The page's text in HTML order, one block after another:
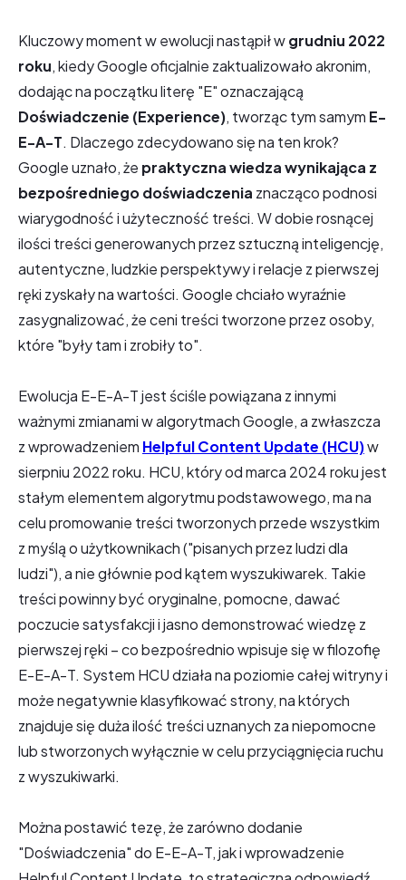
Kluczowy moment w ewolucji nastąpił wgrudniu 2022
roku, kiedy Google oficjalnie zaktualizowało akronim,
dodając na początku literę "E" oznaczającą
Doświadczenie (Experience), tworząc tym samym E-
E-A-T. Dlaczego zdecydowano się na ten krok?
Google uznało, że praktyczna wiedza wynikająca z
bezpośredniego doświadczenia znacząco podnosi
wiarygodność i użyteczność treści. W dobie rosnącej
ilości treści generowanych przez sztuczną inteligencję,
autentyczne, ludzkie perspektywy i relacje z pierwszej
ręki zyskały na wartości. Google chciało wyraźnie
zasygnalizować, że ceni treści tworzone przez osoby,
które "były tam i zrobiły to".
Ewolucja E-E-A-T jest ściśle powiązana z innymi
ważnymi zmianami w algorytmach Google, a zwłaszcza
z wprowadzeniem Helpful Content Update (HCU)w
sierpniu 2022 roku. HCU, który od marca 2024 roku jest
stałym elementem algorytmu podstawowego, ma na
celu promowanie treści tworzonych przede wszystkim
z myślą o użytkownikach ("pisanych przez ludzi dla
ludzi"), a nie głównie pod kątem wyszukiwarek. Takie
treści powinny być oryginalne, pomocne, dawać
poczucie satysfakcji i jasno demonstrować wiedzę z
pierwszej ręki – co bezpośrednio wpisuje się w filozofię
E-E-A-T. System HCU działa na poziomie całej witryny i
może negatywnie klasyfikować strony, na których
znajduje się duża ilość treści uznanych za niepomocne
lub stworzonych wyłącznie w celu przyciągnięcia ruchu
z wyszukiwarki.
Można postawić tezę, że zarówno dodanie
"Doświadczenia" do E-E-A-T, jak i wprowadzenie